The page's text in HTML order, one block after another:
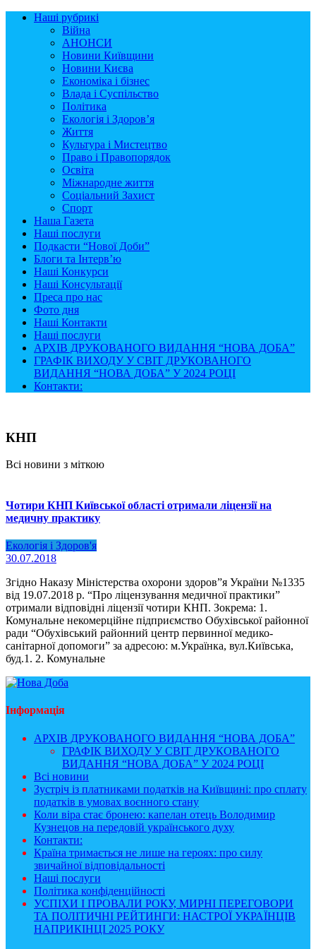
Наші рубрикі
Війна
АНОНСИ
Новини Київщини
Новини Києва
Економіка і бізнес
Влада і Суспільство
Політика
Екологія і Здоров’я
Життя
Культура і Мистецтво
Право і Правопорядок
Освіта
Міжнародне життя
Соціальний Захист
Спорт
Наша Газета
Наші послуги
Подкасти “Нової Доби”
Блоги та Інтерв’ю
Наші Конкурси
Наші Консультації
Преса про нас
Фото дня
Наші Контакти
Наші послуги
АРХІВ ДРУКОВАНОГО ВИДАННЯ “НОВА ДОБА”
ГРАФІК ВИХОДУ У СВІТ ДРУКОВАНОГО
ВИДАННЯ “НОВА ДОБА” У 2024 РОЦІ
Контакти:
КНП
Всі новини з міткою
Чотири КНП Київської області отримали ліцензії на
медичну практику
Екологія і Здоров'я
30.07.2018
Згідно Наказу Міністерства охорони здоров”я України №1335
від 19.07.2018 р. “Про ліцензування медичної практики”
отримали відповідні ліцензії чотири КНП. Зокрема: 1.
Комунальне некомерційне підприємство Обухівської районної
ради “Обухівський районний центр первинної медико-
санітарної допомоги” за адресою: м.Українка, вул.Київська,
буд.1. 2. Комунальне
Інформація
АРХІВ ДРУКОВАНОГО ВИДАННЯ “НОВА ДОБА”
ГРАФІК ВИХОДУ У СВІТ ДРУКОВАНОГО
ВИДАННЯ “НОВА ДОБА” У 2024 РОЦІ
Всі новини
Зустріч із платниками податків на Київщині: про сплату
податків в умовах воєнного стану
Коли віра стає бронею: капелан отець Володимир
Кузнецов на передовій українського духу
Контакти:
Країна тримається не лише на героях: про силу
звичайної відповідальності
Наші послуги
Політика конфіденційності
УСПІХИ І ПРОВАЛИ РОКУ, МИРНІ ПЕРЕГОВОРИ
ТА ПОЛІТИЧНІ РЕЙТИНГИ: НАСТРОЇ УКРАЇНЦІВ
НАПРИКІНЦІ 2025 РОКУ